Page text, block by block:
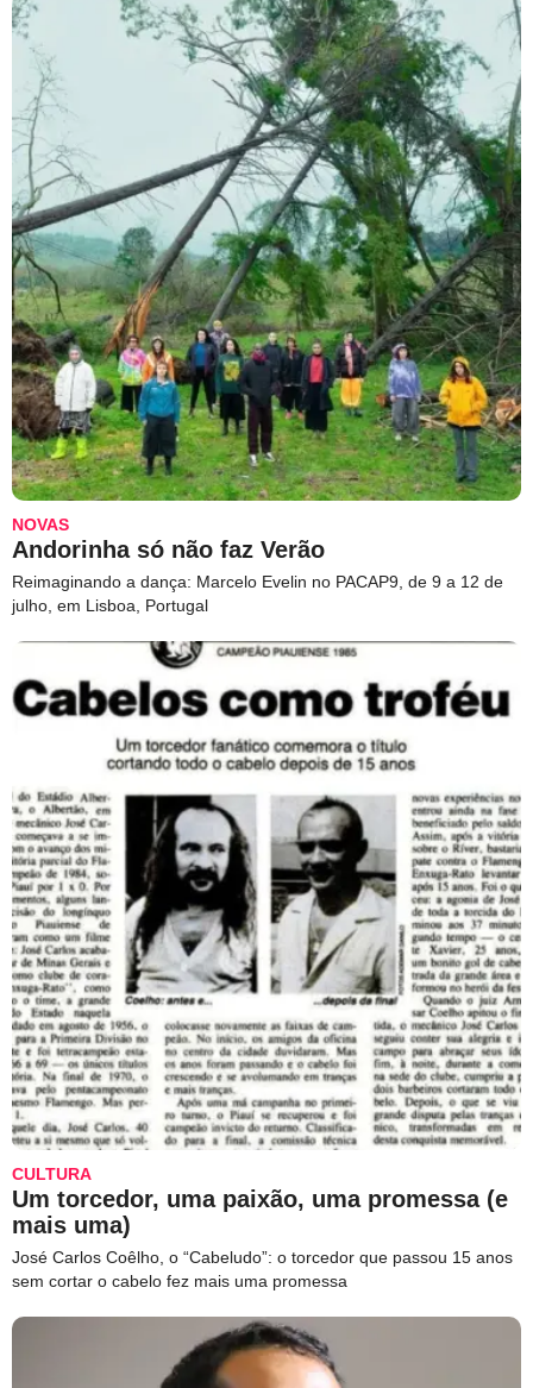
NOVAS
Andorinha só não faz Verão
Reimaginando a dança: Marcelo Evelin no PACAP9, de 9 a 12 de
julho, em Lisboa, Portugal
CULTURA
Um torcedor, uma paixão, uma promessa (e
mais uma)
José Carlos Coêlho, o “Cabeludo”: o torcedor que passou 15 anos
sem cortar o cabelo fez mais uma promessa